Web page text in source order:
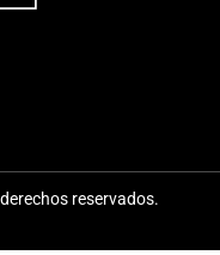
reservados.